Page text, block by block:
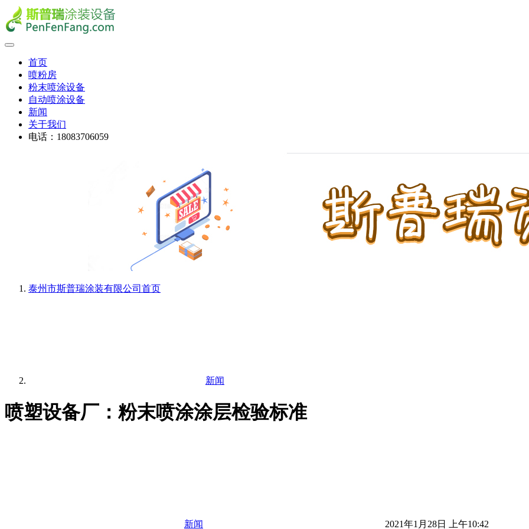
首页
喷粉房
粉末喷涂设备
自动喷涂设备
新闻
关于我们
电话：18083706059
泰州市斯普瑞涂装有限公司 首页
新闻
喷塑设备厂：粉末喷涂涂层检验标准
新闻 2021年1月28日 上午10:42